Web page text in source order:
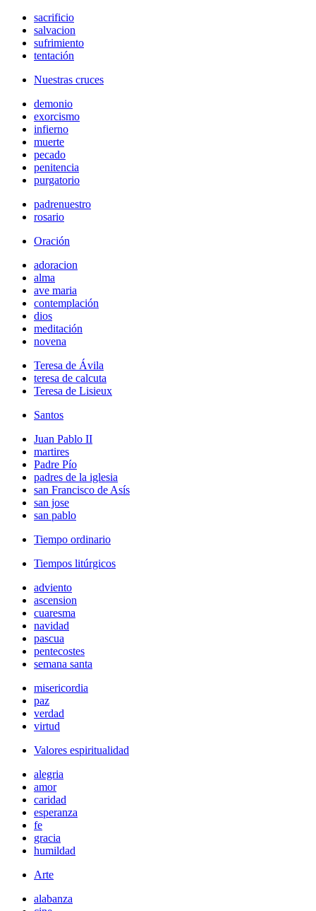
sacrificio
salvacion
sufrimiento
tentación
Nuestras cruces
demonio
exorcismo
infierno
muerte
pecado
penitencia
purgatorio
padrenuestro
rosario
Oración
adoracion
alma
ave maria
contemplación
dios
meditación
novena
Teresa de Ávila
teresa de calcuta
Teresa de Lisieux
Santos
Juan Pablo II
martires
Padre Pío
padres de la iglesia
san Francisco de Asís
san jose
san pablo
Tiempo ordinario
Tiempos litúrgicos
adviento
ascension
cuaresma
navidad
pascua
pentecostes
semana santa
misericordia
paz
verdad
virtud
Valores espiritualidad
alegria
amor
caridad
esperanza
fe
gracia
humildad
Arte
alabanza